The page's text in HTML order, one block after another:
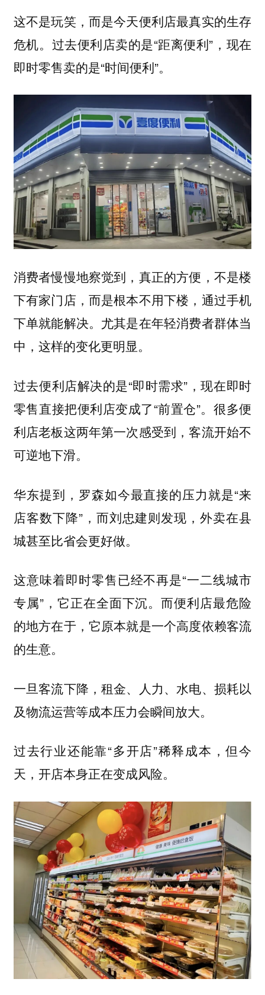
这不是玩笑，而是今天便利店最真实的生存
危机。过去便利店卖的是“距离便利”，现在
即时零售卖的是“时间便利”。
消费者慢慢地察觉到，真正的方便，不是楼
下有家门店，而是根本不用下楼，通过手机
下单就能解决。尤其是在年轻消费者群体当
中，这样的变化更明显。
过去便利店解决的是“即时需求”，现在即时
零售直接把便利店变成了“前置仓”。很多便
利店老板这两年第一次感受到，客流开始不
可逆地下滑。
华东提到，罗森如今最直接的压力就是“来
店客数下降”，而刘忠建则发现，外卖在县
城甚至比省会更好做。
这意味着即时零售已经不再是“一二线城市
专属”，它正在全面下沉。而便利店最危险
的地方在于，它原本就是一个高度依赖客流
的生意。
一旦客流下降，租金、人力、水电、损耗以
及物流运营等成本压力会瞬间放大。
过去行业还能靠“多开店”稀释成本，但今
天，开店本身正在变成风险。